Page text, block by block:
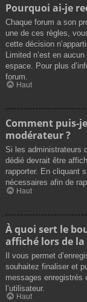
Pourquoi ai-je
Chaque forum a son
une de ces règles,
cette décision
Limited n’est en
espace. Pour plus
forum.
Haut
Comment puis-
modérateur ?
Si les administrateurs
dédié devrait être
rapporter. En cliquant
nécessaires afin de
Haut
À quoi sert le
affiché lors de la
Il vous permet
souhaitez finaliser et
messages enregistrés
l’utilisateur.
Haut